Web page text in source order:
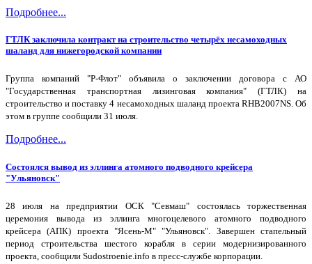
Подробнее...
ГТЛК заключила контракт на строительство четырёх несамоходных
шаланд для нижегородской компании
Группа компаний "Р-Флот" объявила о заключении договора с АО
"Государственная транспортная лизинговая компания" (ГТЛК) на
строительство и поставку 4 несамоходных шаланд проекта RHB2007NS. Об
этом в группе сообщили 31 июля.
Подробнее...
Состоялся вывод из эллинга атомного подводного крейсера
"Ульяновск"
28 июля на предприятии ОСК "Севмаш" состоялась торжественная
церемония вывода из эллинга многоцелевого атомного подводного
крейсера (АПК) проекта "Ясень-М" "Ульяновск". Завершен стапельный
период строительства шестого корабля в серии модернизированного
проекта, сообщили Sudostroenie.info в пресс-службе корпорации.